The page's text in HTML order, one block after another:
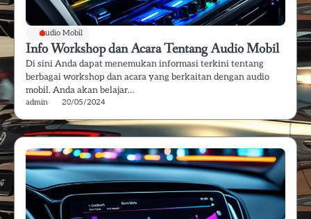
Audio Mobil
Info Workshop dan Acara Tentang Audio Mobil
Di sini Anda dapat menemukan informasi terkini tentang
berbagai workshop dan acara yang berkaitan dengan audio
mobil. Anda akan belajar…
admin 20/05/2024